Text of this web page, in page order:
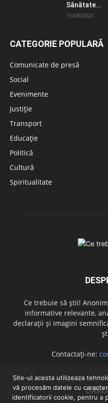
Sănătate...
15/08/2020
CATEGORIE POPULARĂ
Comunicate de presă
Social
Evenimente
Justiție
Transport
Educație
Politică
Cultură
Spiritualitate
Ce trebuie să știi!
informative relevante,
declarații și imagini
Contactați-ne:
Site-ul acesta utilizeaza
vă procesăm datele cu
identificatorii cookie, pentru a